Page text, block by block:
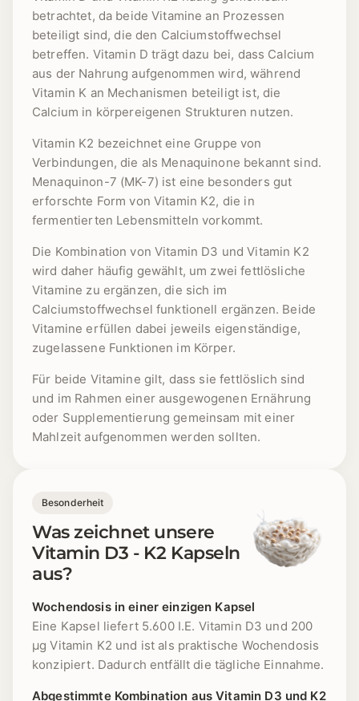
betrachtet, da beide Vitamine an Prozessen
beteiligt sind, die den Calciumstoffwechsel
betreffen. Vitamin D trägt dazu bei, dass Calcium
aus der Nahrung aufgenommen wird, während
Vitamin K an Mechanismen beteiligt ist, die
Calcium in körpereigenen Strukturen nutzen.
Vitamin K2 bezeichnet eine Gruppe von
Verbindungen, die als Menaquinone bekannt sind.
Menaquinon-7 (MK-7) ist eine besonders gut
erforschte Form von Vitamin K2, die in
fermentierten Lebensmitteln vorkommt.
Die Kombination von Vitamin D3 und Vitamin K2
wird daher häufig gewählt, um zwei fettlösliche
Vitamine zu ergänzen, die sich im
Calciumstoffwechsel funktionell ergänzen. Beide
Vitamine erfüllen dabei jeweils eigenständige,
zugelassene Funktionen im Körper.
Für beide Vitamine gilt, dass sie fettlöslich sind
und im Rahmen einer ausgewogenen Ernährung
oder Supplementierung gemeinsam mit einer
Mahlzeit aufgenommen werden sollten.
Besonderheit
Was zeichnet unsere
Vitamin D3 - K2 Kapseln
aus?
Wochendosis in einer einzigen Kapsel
Eine Kapsel liefert 5.600 I.E. Vitamin D3 und 200
µg Vitamin K2 und ist als praktische Wochendosis
konzipiert. Dadurch entfällt die tägliche Einnahme.
Abgestimmte Kombination aus Vitamin D3 und K2